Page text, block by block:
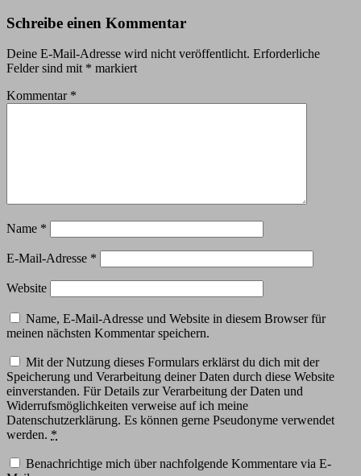
Schreibe einen Kommentar
Deine E-Mail-Adresse wird nicht veröffentlicht. Erforderliche
Felder sind mit * markiert
Kommentar *
Name *
E-Mail-Adresse *
Website
Name, E-Mail-Adresse und Website in diesem Browser für
meinen nächsten Kommentar speichern.
Mit der Nutzung dieses Formulars erklärst du dich mit der
Speicherung und Verarbeitung deiner Daten durch diese Website
einverstanden. Für Details zur Verarbeitung der Daten und
Widerrufsmöglichkeiten verweise auf ich meine
Datenschutzerklärung. Es können gerne Pseudonyme verwendet
werden. *
Benachrichtige mich über nachfolgende Kommentare via E-